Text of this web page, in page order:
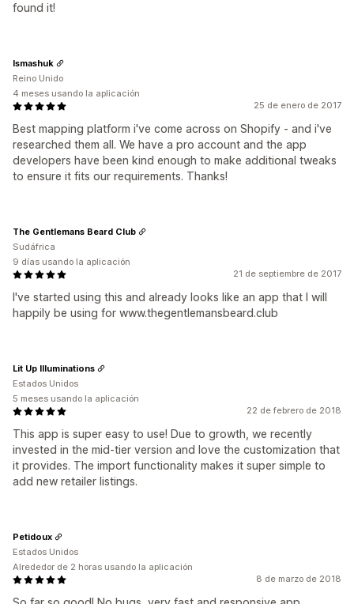
found it!
25 de enero de 2017
Best mapping platform i've come across on Shopify - and i've
researched them all. We have a pro account and the app
developers have been kind enough to make additional tweaks
to ensure it fits our requirements. Thanks!
Ismashuk
Reino Unido
4 meses usando la aplicación
21 de septiembre de 2017
I've started using this and already looks like an app that I will
happily be using for www.thegentlemansbeard.club
The Gentlemans Beard Club
Sudáfrica
9 días usando la aplicación
22 de febrero de 2018
This app is super easy to use! Due to growth, we recently
invested in the mid-tier version and love the customization that
it provides. The import functionality makes it super simple to
add new retailer listings.
Lit Up Illuminations
Estados Unidos
5 meses usando la aplicación
8 de marzo de 2018
Petidoux
Estados Unidos
Alrededor de 2 horas usando la aplicación